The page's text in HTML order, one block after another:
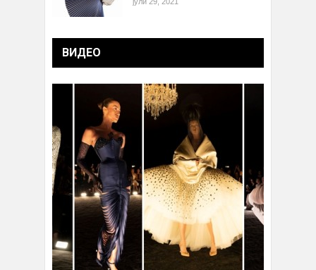
ВИДЕО